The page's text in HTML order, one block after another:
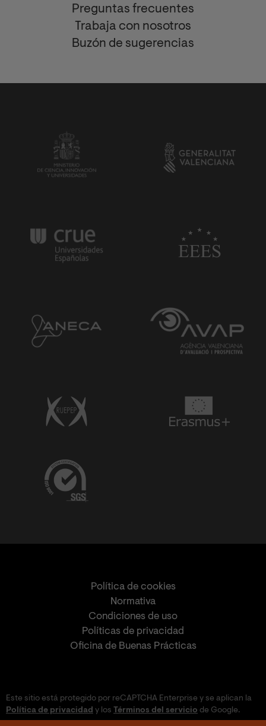
Preguntas frecuentes
Trabaja con nosotros
Buzón de sugerencias
Política de cookies
Normativa
Condiciones de uso
Políticas de privacidad
Oficina de Buenas Prácticas
Este sitio está protegido por reCAPTCHA Enterprise y se aplican la
Política de privacidad y los Términos del servicio de Google.